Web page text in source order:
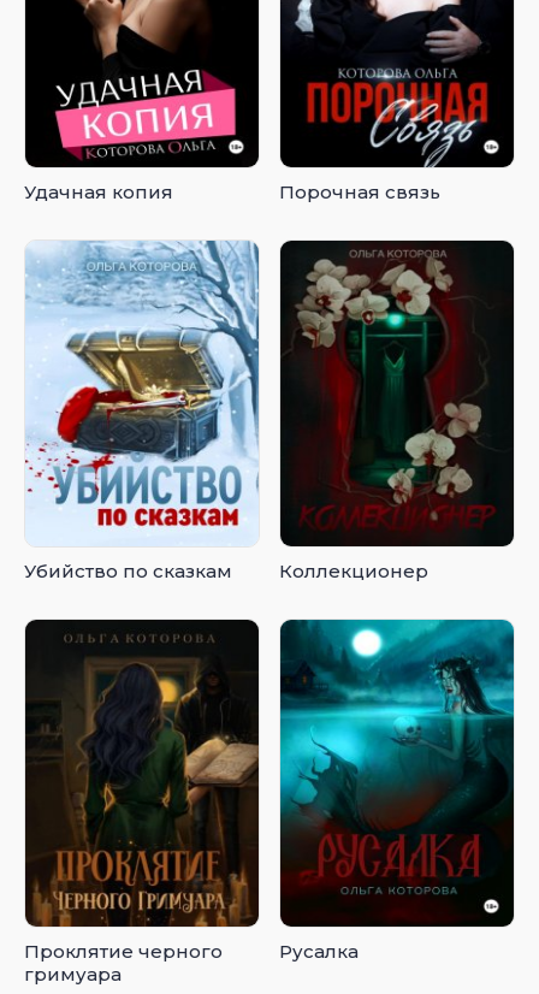
Удачная копия Порочная связь
Убийство по сказкам Коллекционер
Проклятие черного
гримуара
Русалка